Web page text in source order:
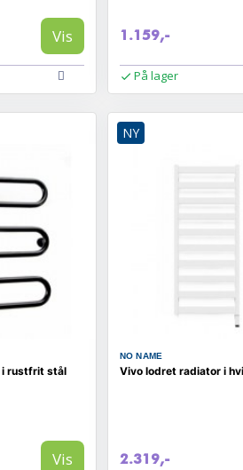
Vis 1.159,-
På lager
rustfrit stål
Vis
NY
NO NAME
Vivo lodret radiator i
2.319,-